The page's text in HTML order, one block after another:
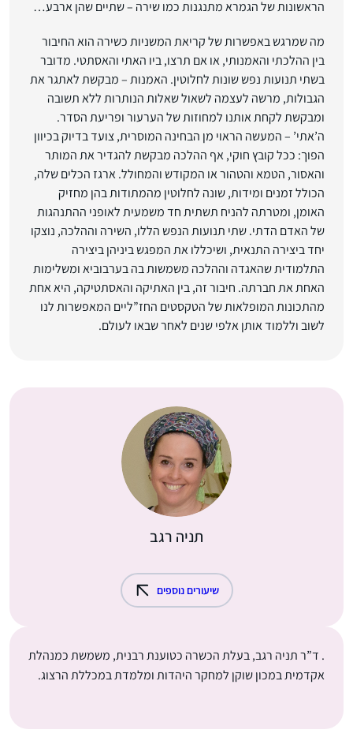
הראשונות של הגמרא מתנגנות כמו שירה – שתיים שהן ארבע…
מה שמרגש באפשרות של קריאת המשניות כשירה הוא החיבור
בין ההלכתי והאמנותי, או אם תרצו, ביו האתי והאסתטי. מדובר
בשתי תנועות נפש שונות לחלוטין. האמנות – מבקשת לאתגר את
הגבולות, מרשה לעצמה לשאול שאלות הנותרות ללא תשובה
ומבקשת לקחת אותנו למחוזות של הערעור ופריעת הסדר.
ה’אתי’ – המעשה הראוי מן הבחינה המוסרית, צועד בדיוק בכיוון
הפוך: ככל קובץ חוקי, אף ההלכה מבקשת להגדיר את המותר
והאסור, הטמא והטהור או המקודש והמחולל. ארגז הכלים שלה,
הכולל זמנים ומידות, שונה לחלוטין מהמתודות בהן מחזיק
האומן, ומטרתה להניח תשתית חד משמעית לאופני ההתנהגות
של האדם הדתי. שתי תנועות הנפש הללו, השירה וההלכה, נוצקו
יחד ביצירה התנאית, ושיכללו את המפגש ביניהן ביצירה
התלמודית שהאגדה וההלכה משמשות בה בערבוביא ומשלימות
האחת את חברתה. חיבור זה, בין האתיקה והאסתטיקה, היא אחת
מהתכונות המופלאות של הטקסטים החז”ליים המאפשרות לנו
לשוב וללמוד אותן אלפי שנים לאחר שבאו לעולם.
תניה רגב
שיעורים נוספים
. ד”ר תניה רגב, בעלת הכשרה כטוענת רבנית, משמשת כמנהלת
אקדמית במכון שוקן למחקר היהדות ומלמדת במכללת הרצוג.